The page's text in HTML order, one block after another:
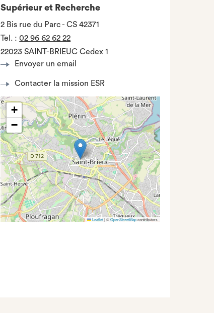
Supérieur et Recherche
2 Bis rue du Parc - CS 42371
Tel. :02 96 62 62 22
22023 SAINT-BRIEUC Cedex 1
Envoyer un email
Contacter la mission ESR
+
−
Leaflet|©OpenStreetMapcontributors